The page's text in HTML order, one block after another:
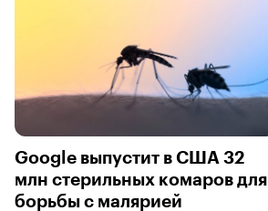
Google выпустит в США 32
млн стерильных комаров для
борьбы с малярией